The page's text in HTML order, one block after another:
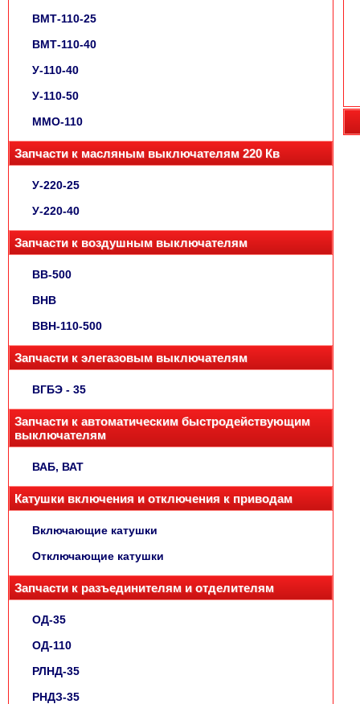
ВМТ-110-25
ВМТ-110-40
У-110-40
У-110-50
ММО-110
Запчасти к масляным выключателям 220 Кв
У-220-25
У-220-40
Запчасти к воздушным выключателям
ВВ-500
ВНВ
ВВН-110-500
Запчасти к элегазовым выключателям
ВГБЭ - 35
Запчасти к автоматическим быстродействующим
выключателям
ВАБ, ВАТ
Катушки включения и отключения к приводам
Включающие катушки
Отключающие катушки
Запчасти к разъединителям и отделителям
ОД-35
ОД-110
РЛНД-35
РНДЗ-35